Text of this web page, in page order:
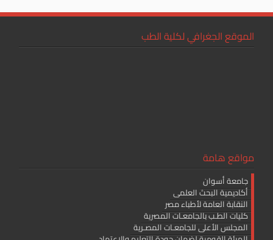
الموقع الجغرافي لكلية الطب
مواقع هامة
جامعة أسوان
أكاديمية البحث العلمى
النقابة العامة لأطباء مصر
كليات الطـب بالجامعـات المصرية
المجلس الأعلى للجامعـات المصـرية